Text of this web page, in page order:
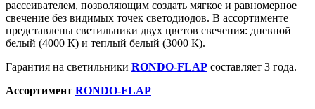
рассеивателем, позволяющим создать мягкое и равномерное
свечение без видимых точек светодиодов. В ассортименте
представлены светильники двух цветов свечения: дневной
белый (4000 К) и теплый белый (3000 К).
Гарантия на светильники RONDO-FLAP составляет 3 года.
Ассортимент RONDO-FLAP